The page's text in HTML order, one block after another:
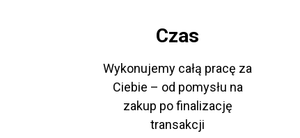
Czas
Wykonujemy całą pracę za
Ciebie – od pomysłu na
zakup po finalizację
transakcji